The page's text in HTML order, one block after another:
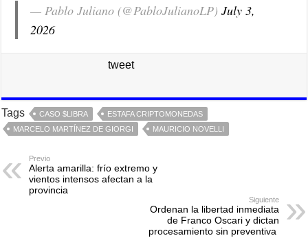
— Pablo Juliano (@PabloJulianoLP)July 3,
2026
tweet
Tags CASO $LIBRA
ESTAFA CRIPTOMONEDAS
MARCELO MARTÍNEZ DE GIORGI
MAURICIO NOVELLI
Previo
Alerta amarilla: frío extremo y
vientos intensos afectan a la
provincia
Siguiente
Ordenan la libertad inmediata
de Franco Oscari y dictan
procesamiento sin preventiva